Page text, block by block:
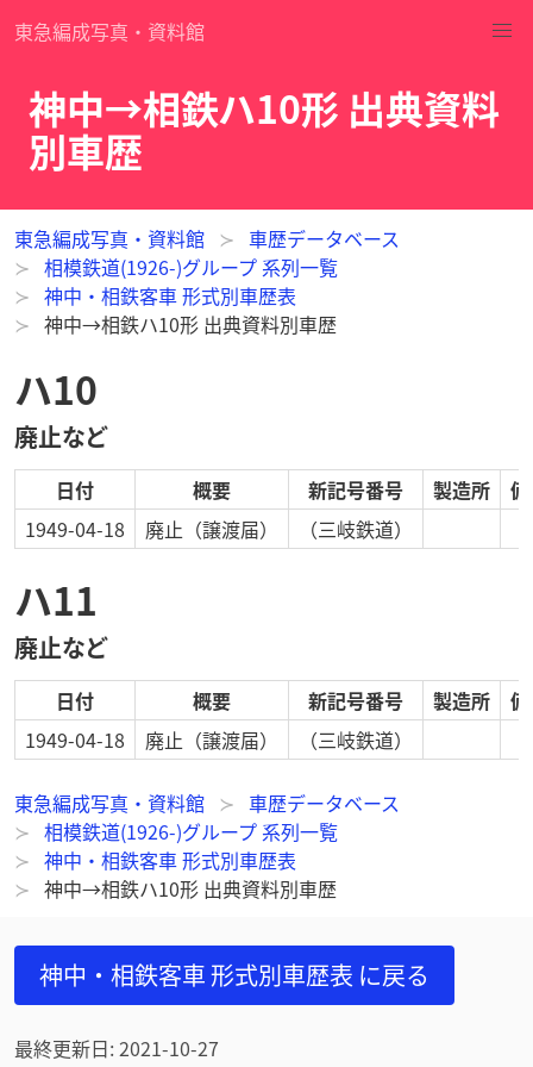
東急編成写真・資料館
神中→相鉄ハ10形 出典資料
別車歴
東急編成写真・資料館
車歴データベース
相模鉄道(1926-)グループ 系列一覧
神中・相鉄客車 形式別車歴表
神中→相鉄ハ10形 出典資料別車歴
ハ10
廃止など
日付 概要 新記号番号 製造所
1949-04-18
廃止 （譲渡届） （三岐鉄道）
ハ11
廃止など
日付 概要 新記号番号 製造所
1949-04-18
廃止 （譲渡届） （三岐鉄道）
東急編成写真・資料館
車歴データベース
相模鉄道(1926-)グループ 系列一覧
神中・相鉄客車 形式別車歴表
神中→相鉄ハ10形 出典資料別車歴
神中・相鉄客車 形式別車歴表 に戻る
最終更新日:2021-10-27